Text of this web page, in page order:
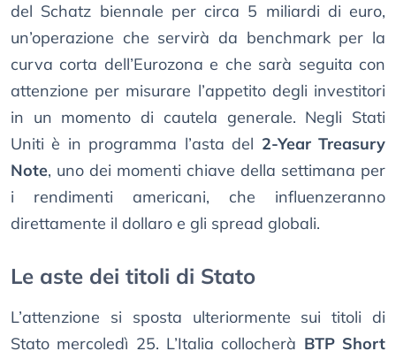
del Schatz biennale per circa 5 miliardi di euro,
un’operazione che servirà da benchmark per la
curva corta dell’Eurozona e che sarà seguita con
attenzione per misurare l’appetito degli investitori
in un momento di cautela generale. Negli Stati
Uniti è in programma l’asta del 2-Year Treasury
Note, uno dei momenti chiave della settimana per
i rendimenti americani, che influenzeranno
direttamente il dollaro e gli spread globali.
Le aste dei titoli di Stato
L’attenzione si sposta ulteriormente sui titoli di
Stato mercoledì 25. L’Italia collocherà BTP Short